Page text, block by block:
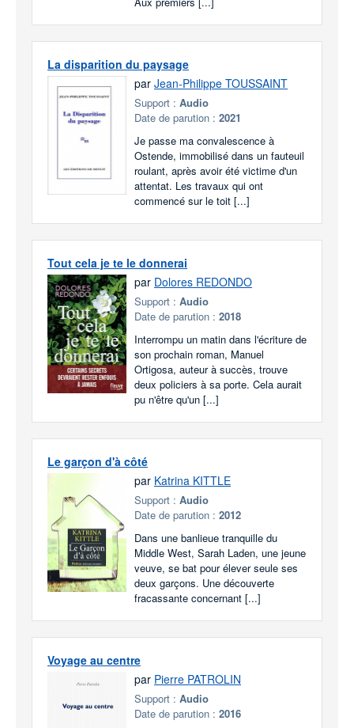
La disparition du paysage
par Jean-Philippe TOUSSAINT
Support : Audio
Date de parution : 2021
Je passe ma convalescence à
Ostende, immobilisé dans un fauteuil
roulant, après avoir été victime d'un
attentat. Les travaux qui ont
commencé sur le toit [...]
Tout cela je te le donnerai
par Dolores REDONDO
Support : Audio
Date de parution : 2018
Interrompu un matin dans l'écriture de
son prochain roman, Manuel
Ortigosa, auteur à succès, trouve
deux policiers à sa porte. Cela aurait
pu n'être qu'un [...]
Le garçon d'à côté
par Katrina KITTLE
Support : Audio
Date de parution : 2012
Dans une banlieue tranquille du
Middle West, Sarah Laden, une jeune
veuve, se bat pour élever seule ses
deux garçons. Une découverte
fracassante concernant [...]
Voyage au centre
par Pierre PATROLIN
Support : Audio
Date de parution : 2016